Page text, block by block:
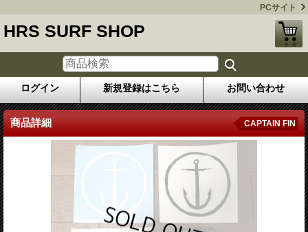
PCサイト
HRS SURF SHOP
ログイン 新規登録はこちら お問い合わせ
商品詳細 CAPTAIN FIN